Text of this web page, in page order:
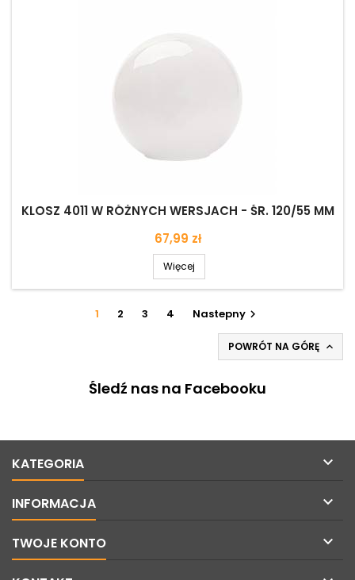
KLOSZ 4011 W RÓŻNYCH WERSJACH - ŚR. 120/55 MM
Cena
67,99 zł
Więcej
1 2 3 4 Nastepny 
POWRÓT NA GÓRĘ 
Śledź nas na Facebooku
KATEGORIA 
INFORMACJA 
TWOJE KONTO 